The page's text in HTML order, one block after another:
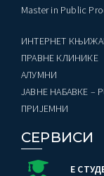
Master in Public
ИНТЕРНЕТ
ПРАВНЕ КЛИНИКЕ
AЛУМНИ
ЈАВНЕ НАБАВКЕ –
ПРИЈЕМНИ
СЕРВИСИ
Е